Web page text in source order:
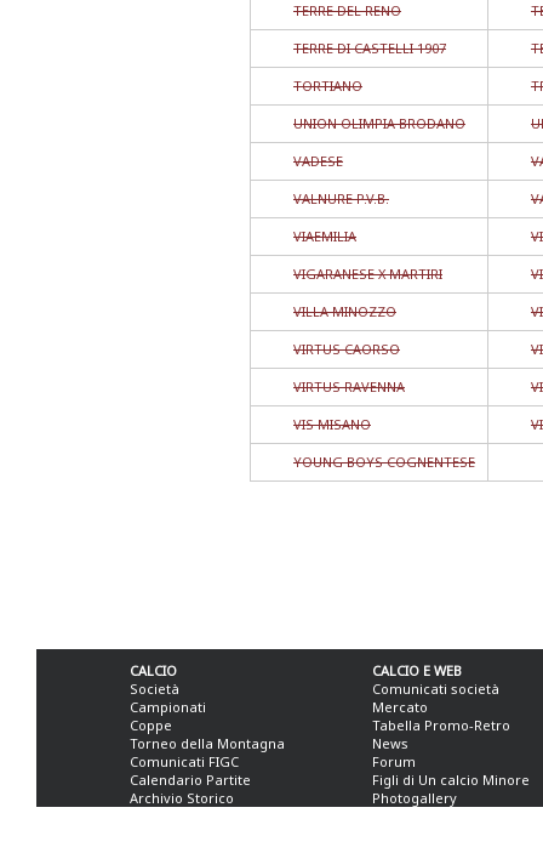
TERRE DEL RENO
TERRE DI CASTELLI 1907
TORTIANO
UNION OLIMPIA BRODANO
VADESE
VALNURE P.V.B.
VIAEMILIA
VIGARANESE X MARTIRI
VILLA MINOZZO
VIRTUS CAORSO
VIRTUS RAVENNA
VIS MISANO
YOUNG BOYS COGNENTESE
CALCIO
Società
Campionati
Coppe
Torneo della Montagna
Comunicati FIGC
Calendario Partite
Archivio Storico
CALCIO E WEB
Comunicati società
Mercato
Tabella Promo-Retro
News
Forum
Figli di Un calcio Minore
Photogallery